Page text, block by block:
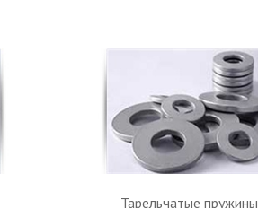
Тарельчатые пружины